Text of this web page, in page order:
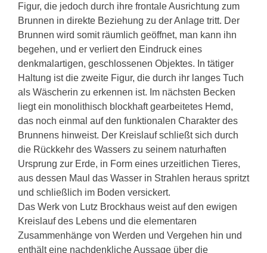
Figur, die jedoch durch ihre frontale Ausrichtung zum
Brunnen in direkte Beziehung zu der Anlage tritt. Der
Brunnen wird somit räumlich geöffnet, man kann ihn
begehen, und er verliert den Eindruck eines
denkmalartigen, geschlossenen Objektes. In tätiger
Haltung ist die zweite Figur, die durch ihr langes Tuch
als Wäscherin zu erkennen ist. Im nächsten Becken
liegt ein monolithisch blockhaft gearbeitetes Hemd,
das noch einmal auf den funktionalen Charakter des
Brunnens hinweist. Der Kreislauf schließt sich durch
die Rückkehr des Wassers zu seinem naturhaften
Ursprung zur Erde, in Form eines urzeitlichen Tieres,
aus dessen Maul das Wasser in Strahlen heraus spritzt
und schließlich im Boden versickert.
Das Werk von Lutz Brockhaus weist auf den ewigen
Kreislauf des Lebens und die elementaren
Zusammenhänge von Werden und Vergehen hin und
enthält eine nachdenkliche Aussage über die